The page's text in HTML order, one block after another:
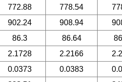
772.88 778.54
902.24 908.94
86.3 86.64
2.1728 2.2166
0.0373 0.0383